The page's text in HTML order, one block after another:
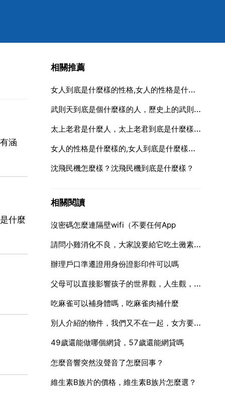
涵
什麼
相關推薦
女人到底是什麼樣的性格,女人的性格是什麼樣的
武則天到底是個什麼樣的人，歷史上的武則天到底是什麼樣的一個人？
太上老君是什麼人，太上老君到底是什麼樣的人物
女人的性格是什麼樣的,女人到底是什麼樣的性格
沈飛民機怎麼樣？沈飛民機到底是什麼樣？
相關閱讀
沒密碼怎麼連隔壁wifi（不要任何App
請問小雞消化不良，大家說要給它吃土黴素，我這有羅紅黴素，是否也可以給它吃
辦理戶口準遷證用身份證影印件可以嗎
父母可以直接影響孩子的世界觀，人生觀，價值觀嗎
吃麻雀可以補身體嗎，吃麻雀肉補什麼
別人介紹的物件，我們又不在一起，女方要求先做朋友，我該怎麼辦
49歲還能做哪個網貸，57歲還能網貸嗎
怎麼音響突然沒聲音了怎麼回事？
維生素B族片的價格，維生素B族片怎麼選？